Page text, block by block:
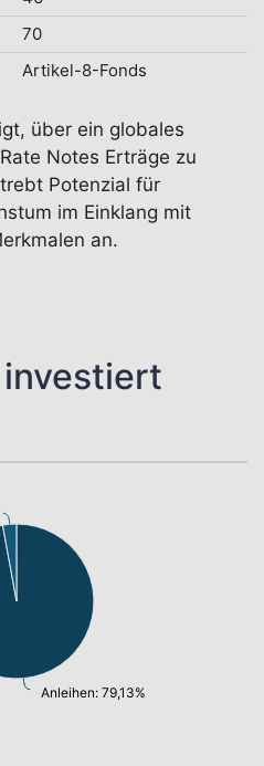
70
Artikel-8-Fonds
über ein globales
Notes Erträge zu
Potenzial für
im Einklang mit
an.
Anleihen: 79,13%